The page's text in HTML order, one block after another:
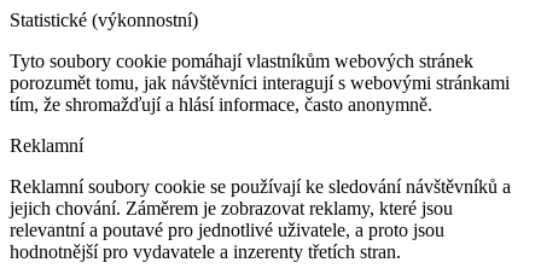
Statistické (výkonnostní)
Tyto soubory cookie pomáhají vlastníkům webových stránek
porozumět tomu, jak návštěvníci interagují s webovými stránkami
tím, že shromažďují a hlásí informace, často anonymně.
Reklamní
Reklamní soubory cookie se používají ke sledování návštěvníků a
jejich chování. Záměrem je zobrazovat reklamy, které jsou
relevantní a poutavé pro jednotlivé uživatele, a proto jsou
hodnotnější pro vydavatele a inzerenty třetích stran.